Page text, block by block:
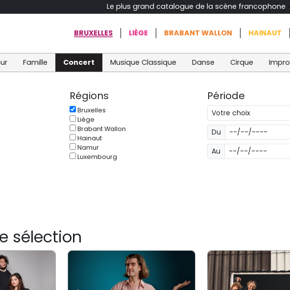
Le plus grand catalogue de la scène francophone
BRUXELLES LIÈGE BRABANT WALLON HAINAUT
Famille Concert Musique Classique Danse Cirque
Régions
Bruxelles
Liège
Brabant Wallon
Hainaut
Namur
Luxembourg
Période
Du
Au
sélection